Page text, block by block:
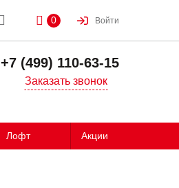
0 Войти
+7 (499) 110-63-15
Заказать звонок
Лофт Акции